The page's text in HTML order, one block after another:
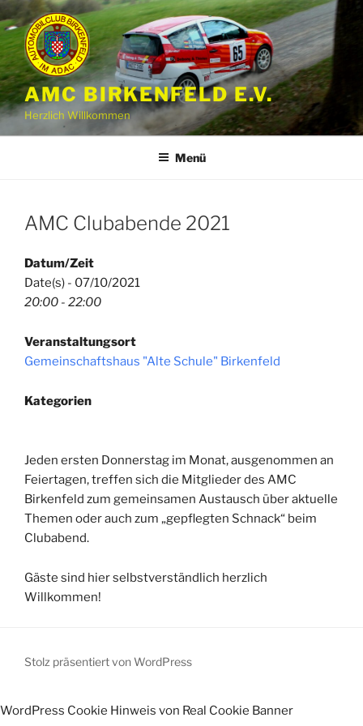
Zum
Inhalt
springen
AMC BIRKENFELD E.V.
Herzlich Willkommen
Menü
AMC Clubabende 2021
Datum/Zeit
Date(s) - 07/10/2021
20:00 - 22:00
Veranstaltungsort
Gemeinschaftshaus "Alte Schule" Birkenfeld
Kategorien
Jeden ersten Donnerstag im Monat, ausgenommen an
Feiertagen, treffen sich die Mitglieder des AMC
Birkenfeld zum gemeinsamen Austausch über aktuelle
Themen oder auch zum „gepflegten Schnack“ beim
Clubabend.
Gäste sind hier selbstverständlich herzlich
Willkommen!
Stolz präsentiert von WordPress
WordPress Cookie Hinweis von Real Cookie Banner